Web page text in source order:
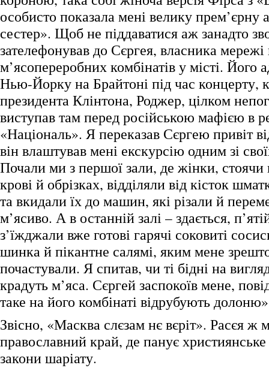
особисто показала мені велику прем’єрну
сестер». Щоб не піддаватися аж занадто
зателефонував до Сєргея, власника
м’ясопереробних комбінатів у місті. Його
Нью-Йорку на Брайтоні під час концерту,
президента Клінтона, Роджер, цілком
виступав там перед російською мафією в
«Національ». Я переказав Сєргею привіт
він влаштував мені екскурсію одним зі
Почали ми з першої зали, де жінки, стоячи
крові й обрізках, відділяли від кісток
та вкидали їх до машин, які різали й
м’ясиво. А в останній залі – здається,
з’їжджали вже готові гарячі соковиті
шинка й пікантне салямі, яким мене
почастували. Я спитав, чи ті бідні на
крадуть м’яса. Сєргей заспокоїв мене,
таке на його комбінаті відрубують
Звісно, «Масква слєзам нє вєріт». Расєя ж
православний край, де панує
закони шаріату.